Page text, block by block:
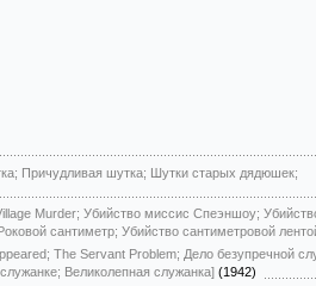
Причудливая шутка; Шутки старых дядюшек;
Murder; Убийство миссис Спеэншоу;
сантиметр; Убийство сантиметровой
The Servant Problem; Дело безупречной
Великолепная служанка] (1942)